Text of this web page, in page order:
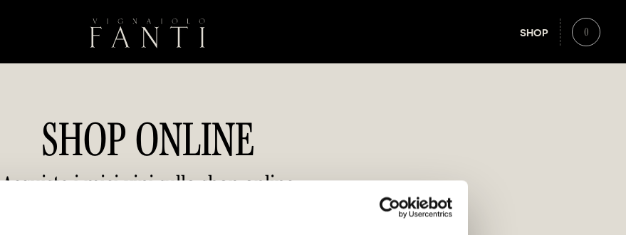
SHOP 0
SHOP ONLINE
Acquista i miei vini sullo shop online